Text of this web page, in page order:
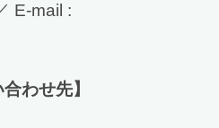
E-mail :
わせ先】